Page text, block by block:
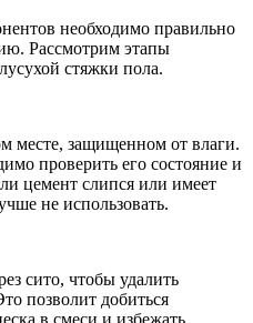
необходимо правильно
Рассмотрим этапы
стяжки пола.
месте, защищенном от влаги.
проверить его состояние и
цемент слипся или имеет
не использовать.
сито, чтобы удалить
позволит добиться
в смеси и избежать